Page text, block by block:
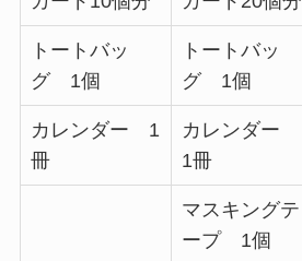
トートバッ
グ 1個
トートバッ
グ 1個
カレンダー 1
冊
カレンダー
1冊
マスキングテ
ープ 1個